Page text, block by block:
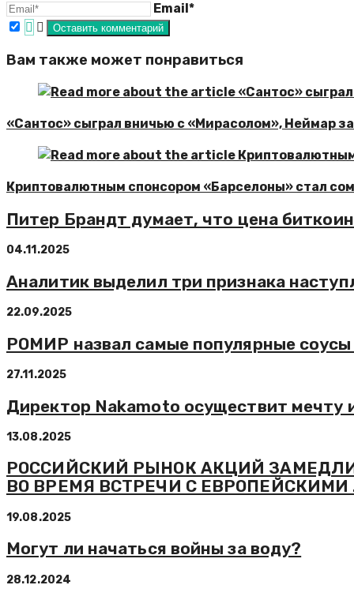
Email*
Вам также может понравиться
«Сантос» сыграл вничью с «Мирасолом», Неймар
Криптовалютным спонсором «Барселоны» стал
Питер Брандт думает, что цена
04.11.2025
Аналитик выделил три признака
22.09.2025
РОМИР назвал самые популярные соусы
27.11.2025
Директор Nakamoto осуществит мечту
13.08.2025
РОССИЙСКИЙ РЫНОК АКЦИЙ
ВО ВРЕМЯ ВСТРЕЧИ С
19.08.2025
Могут ли начаться войны за воду?
28.12.2024